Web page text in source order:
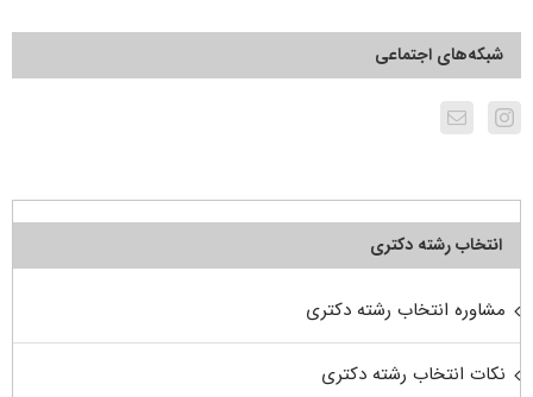
شبکه‌های اجتماعی
انتخاب رشته دکتری
مشاوره انتخاب رشته دکتری
نکات انتخاب رشته دکتری